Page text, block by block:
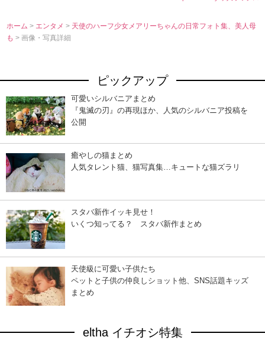
ホーム > エンタメ> 天使のハーフ少女メアリーちゃんの日常フォト集、美人母
も> 画像・写真詳細
ピックアップ
可愛いシルバニアまとめ
『鬼滅の刃』の再現ほか、人気のシルバニア投稿を
公開
癒やしの猫まとめ
人気タレント猫、猫写真集…キュートな猫ズラリ
スタバ新作イッキ見せ！
いくつ知ってる？ スタバ新作まとめ
天使級に可愛い子供たち
ペットと子供の仲良しショット他、SNS話題キッズ
まとめ
eltha イチオシ特集